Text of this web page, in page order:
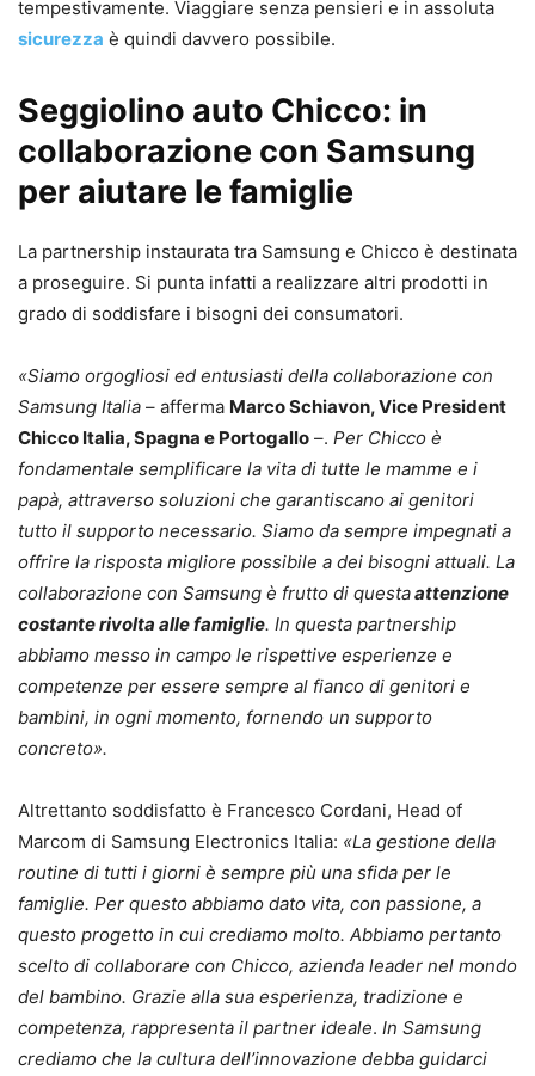
tempestivamente. Viaggiare senza pensieri e in assoluta
sicurezza è quindi davvero possibile.
Seggiolino auto Chicco: in
collaborazione con Samsung
per aiutare le famiglie
La partnership instaurata tra Samsung e Chicco è destinata
a proseguire. Si punta infatti a realizzare altri prodotti in
grado di soddisfare i bisogni dei consumatori.
«Siamo orgogliosi ed entusiasti della collaborazione con
Samsung Italia – afferma Marco Schiavon, Vice President
Chicco Italia, Spagna e Portogallo –. Per Chicco è
fondamentale semplificare la vita di tutte le mamme e i
papà, attraverso soluzioni che garantiscano ai genitori
tutto il supporto necessario. Siamo da sempre impegnati a
offrire la risposta migliore possibile a dei bisogni attuali. La
collaborazione con Samsung è frutto di questaattenzione
costante rivolta alle famiglie. In questa partnership
abbiamo messo in campo le rispettive esperienze e
competenze per essere sempre al fianco di genitori e
bambini, in ogni momento, fornendo un supporto
concreto».
Altrettanto soddisfatto è Francesco Cordani, Head of
Marcom di Samsung Electronics Italia: «La gestione della
routine di tutti i giorni è sempre più una sfida per le
famiglie. Per questo abbiamo dato vita, con passione, a
questo progetto in cui crediamo molto. Abbiamo pertanto
scelto di collaborare con Chicco, azienda leader nel mondo
del bambino. Grazie alla sua esperienza, tradizione e
competenza, rappresenta il partner ideale. In Samsung
crediamo che la cultura dell’innovazione debba guidarci